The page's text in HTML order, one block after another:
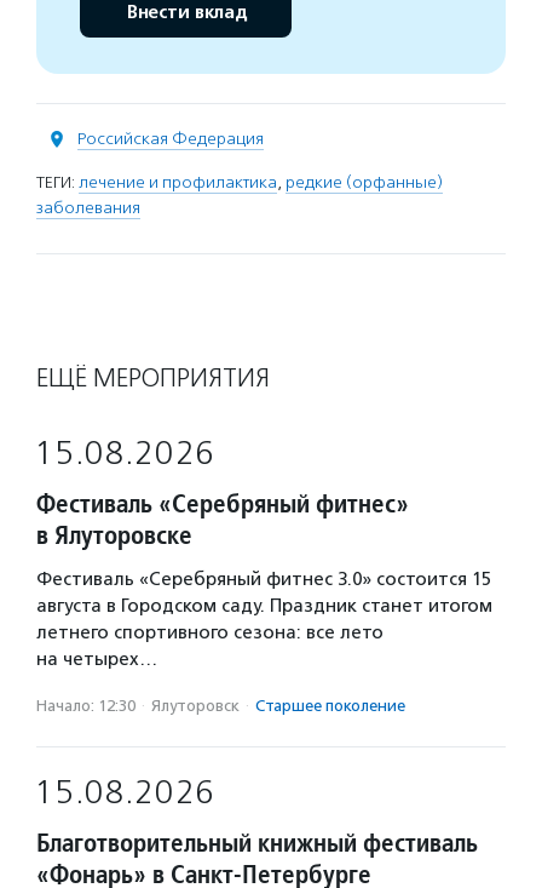
Внести вклад
Российская Федерация
ТЕГИ: лечение и профилактика, редкие (орфанные)
заболевания
ЕЩЁ МЕРОПРИЯТИЯ
15.08.2026
Фестиваль «Серебряный фитнес»
в Ялуторовске
Фестиваль «Серебряный фитнес 3.0» состоится 15
августа в Городском саду. Праздник станет итогом
летнего спортивного сезона: все лето
на четырех…
Начало: 12:30 · Ялуторовск · Старшее поколение
15.08.2026
Благотворительный книжный фестиваль
«Фонарь» в Санкт-Петербурге